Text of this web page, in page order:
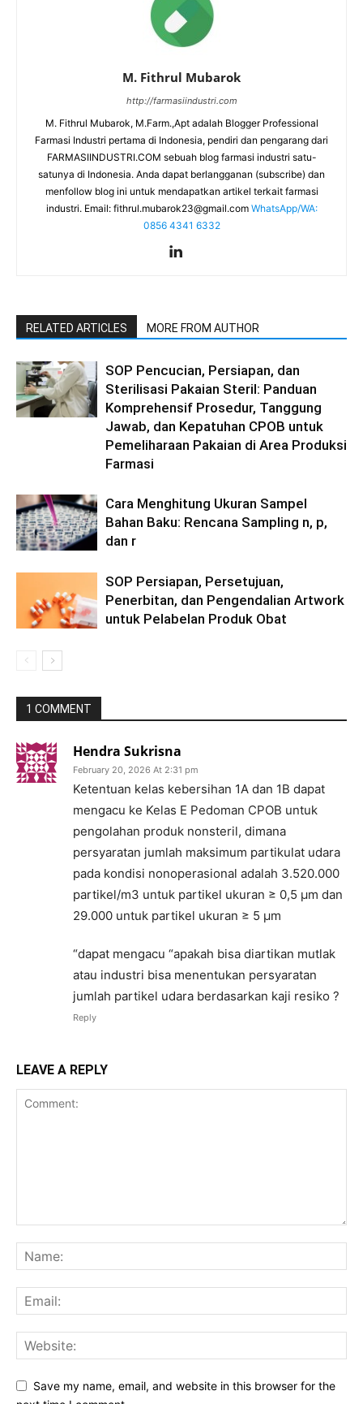
M. Fithrul Mubarok
http://farmasiindustri.com
M. Fithrul Mubarok, M.Farm.,Apt adalah Blogger Professional
Farmasi Industri pertama di Indonesia, pendiri dan pengarang dari
FARMASIINDUSTRI.COM sebuah blog farmasi industri satu-
satunya di Indonesia. Anda dapat berlangganan (subscribe) dan
menfollow blog ini untuk mendapatkan artikel terkait farmasi
industri. Email: fithrul.mubarok23@gmail.com WhatsApp/WA:
0856 4341 6332
RELATED ARTICLES MORE FROM AUTHOR
SOP Pencucian, Persiapan, dan
Sterilisasi Pakaian Steril: Panduan
Komprehensif Prosedur, Tanggung
Jawab, dan Kepatuhan CPOB untuk
Pemeliharaan Pakaian di Area Produksi
Farmasi
Cara Menghitung Ukuran Sampel
Bahan Baku: Rencana Sampling n, p,
dan r
SOP Persiapan, Persetujuan,
Penerbitan, dan Pengendalian Artwork
untuk Pelabelan Produk Obat
1 COMMENT
Hendra Sukrisna
February 20, 2026 At 2:31 pm
Ketentuan kelas kebersihan 1A dan 1B dapat
mengacu ke Kelas E Pedoman CPOB untuk
pengolahan produk nonsteril, dimana
persyaratan jumlah maksimum partikulat udara
pada kondisi nonoperasional adalah 3.520.000
partikel/m3 untuk partikel ukuran ≥ 0,5 µm dan
29.000 untuk partikel ukuran ≥ 5 µm
“dapat mengacu “apakah bisa diartikan mutlak
atau industri bisa menentukan persyaratan
jumlah partikel udara berdasarkan kaji resiko ?
Reply
LEAVE A REPLY
Save my name, email, and website in this browser for the